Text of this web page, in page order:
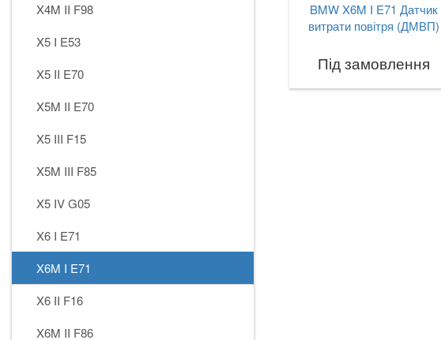
X4M II F98
X5 I E53
X5 II E70
X5M II E70
X5 III F15
X5M III F85
X5 IV G05
X6 I E71
X6M I E71
X6 II F16
X6M II F86
BMW X6M I E71 Датчик
витрати повітря (ДМВП)
Під замовлення